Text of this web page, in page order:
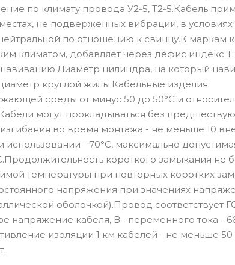
по климату провода У2-5, Т2-5.Кабель
не подверженных вибрации, в условиях
по отношению к свинцу.К маркам
климатом, добавляет через дефис индекс
цилиндра, на который
круглой жилы.Кабельные изделия
среды от минус 50 до 50°С и
могут прокладываться без
во время монтажа - не меньше 10
- 70°С, максимально
короткого замыкания не
температуры при повторных коротких
напряжения при значениях
оболочкой).Провод соответствует
напряжение кабеля, В:- переменного тока -
изоляции 1 км кабелей - не меньше 50